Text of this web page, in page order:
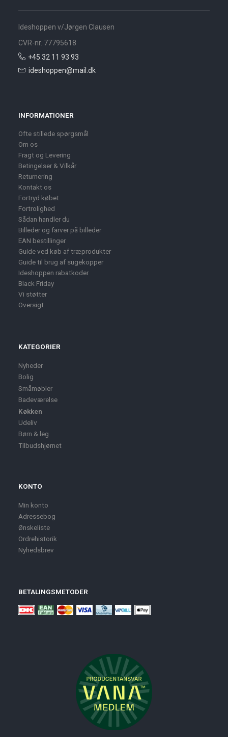
Ideshoppen v/Jørgen Clausen
CVR-nr. 77795618
+45 32 11 93 93
ideshoppen@mail.dk
INFORMATIONER
Ofte stillede spørgsmål
Om os
Fragt og Levering
Betingelser & Vilkår
Returnering
Kontakt os
Fortryd købet
Fortrolighed
Sådan handler du
Billeder og farver på billeder
EAN bestillinger
Guide ved køb af træprodukter
Guide til brug af sugekopper
Ideshoppen rabatkoder
Black Friday
Vi støtter
Oversigt
KATEGORIER
Nyheder
Bolig
Småmøbler
Badeværelse
Køkken
Udeliv
Børn & leg
Tilbudshjørnet
KONTO
Min konto
Adressebog
Ønskeliste
Ordrehistorik
Nyhedsbrev
BETALINGSMETODER